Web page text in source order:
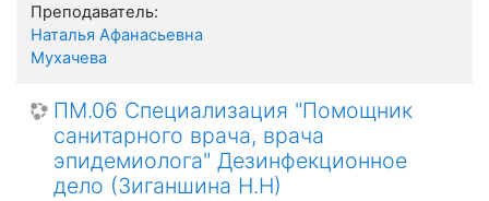
Преподаватель:
Наталья Афанасьевна
Мухачева
ПМ.06 Специализация "Помощник
санитарного врача, врача
эпидемиолога" Дезинфекционное
дело (Зиганшина Н.Н)